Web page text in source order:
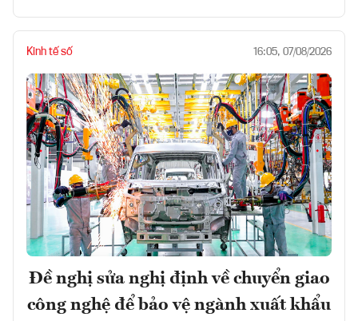
Kinh tế số 16:05, 07/08/2026
Đề nghị sửa nghị định về chuyển giao
công nghệ để bảo vệ ngành xuất khẩu